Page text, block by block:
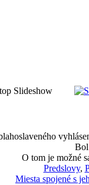
O tom je možné
Predslovy,
Miesta spojené s